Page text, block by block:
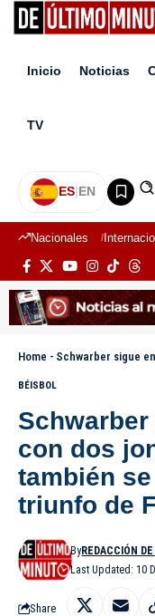
Inicio Noticias
TV
ES|EN
Nacionales
Home - Schwarber sigue encendido
BÉISBOL
con dos
también
triunfo de
Last Updated: 10
ByREDACCIÓN
Share